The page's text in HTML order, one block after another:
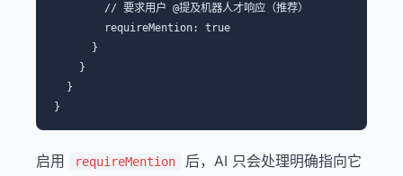
        // 要求用户 @提及机器人才响应（推荐）
        requireMention: true
      }
    }
  }
启用 requireMention
后，AI 只会处理明确指向它